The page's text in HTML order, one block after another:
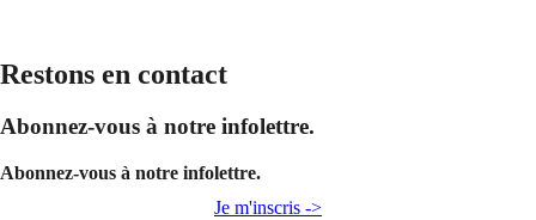
Restons en contact
Abonnez-vous à notre infolettre.
Abonnez-vous à notre infolettre.
Je m'inscris ->